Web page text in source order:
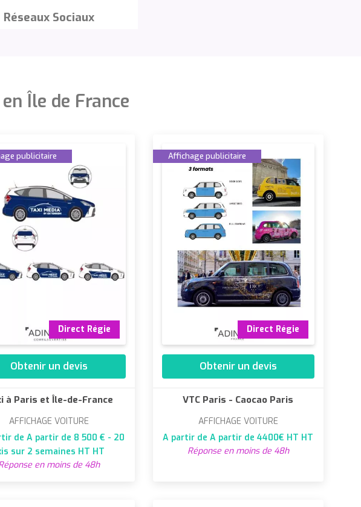
Réseaux Sociaux
Île de France
Direct Régie
publicitaire
Obtenir un devis
à Paris et Île-de-France
AFFICHAGE VOITURE
de A partir de 8 500 € - 20
sur 2 semaines HT HT
en moins de 48h
Direct Régie
Affichage publicitaire
Obtenir un devis
VTC Paris - Caocao Paris
AFFICHAGE VOITURE
A partir de A partir de 4400€ HT HT
Réponse en moins de 48h